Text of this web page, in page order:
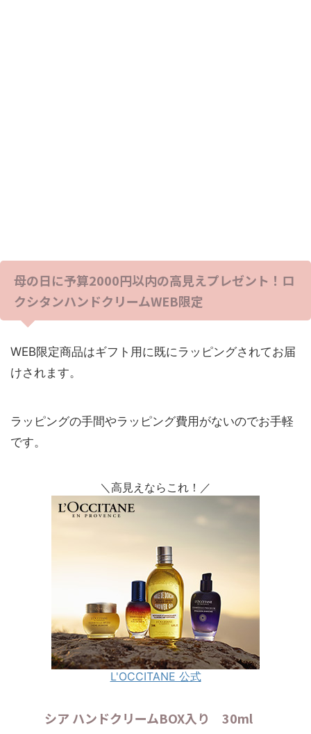
母の日に予算2000円以内の高見えプレゼント！ロ
クシタンハンドクリームWEB限定
WEB限定商品はギフト用に既にラッピングされてお届
けされます。
ラッピングの手間やラッピング費用がないのでお手軽
です。
＼高見えならこれ！／
L'OCCITANE 公式
シア ハンドクリームBOX入り 30ml